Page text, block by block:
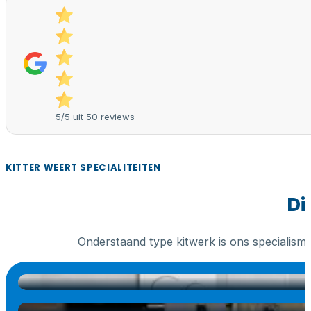
5/5 uit 50 reviews
KITTER WEERT SPECIALITEITEN
Onderstaand type kitwerk is ons